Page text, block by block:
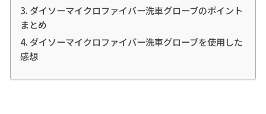
ダイソーマイクロファイバー洗車グローブのポイント
まとめ
ダイソーマイクロファイバー洗車グローブを使用した
感想